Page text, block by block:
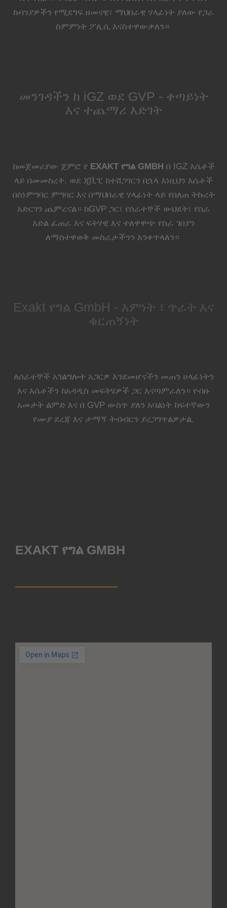
ኩባንያዎችን የሚደግፍ ዘመናዊ፣ ማህበራዊ ሃላፊነት ያለው የጋራ
ስምምነት ፖሊሲ እናስተዋውቃለን።
መንገዳችን ከ iGZ ወደ GVP - ቀጣይነት
እና ተጨማሪ እድገት
ከመጀመሪያው ጀምሮ የ EXAKT የግል GMBH በ IGZ እሴቶች
ላይ በመመስረት. ወደ ጂቪፒ ከተሸጋገርን በኋላ እነዚህን እሴቶች
በስነምግባር ምግባር እና በማህበራዊ ሃላፊነት ላይ የበለጠ ትኩረት
አድርገን ጨምረናል። ከGVP ጋር፣ የሰራተኞች ውህደት፣ የስራ
እድል ፈጠራ እና ፍትሃዊ እና ተለዋዋጭ የስራ ገበያን
ለማስተዋወቅ መስራታችንን እንቀጥላለን።
Exakt የግል GmbH - እምነት ፣ ጥራት እና
ቁርጠኝነት
ለሰራተኞች አገልግሎት አጋርዎ እንደመሆናችን መጠን ሀላፊነትን
እና እሴቶችን ከአዳዲስ መፍትሄዎች ጋር እናጣምራለን። የብዙ
አመታት ልምድ እና በ GVP ውስጥ ያለን አባልነት ከፍተኛውን
የሙያ ደረጃ እና ታማኝ ትብብርን ያረጋግጥልዎታል.
EXAKT የግል GMBH